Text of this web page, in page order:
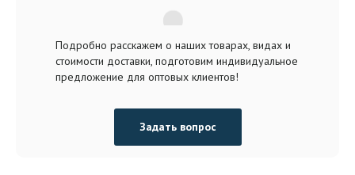
Подробно расскажем о наших товарах, видах и
стоимости доставки, подготовим индивидуальное
предложение для оптовых клиентов!
Задать вопрос